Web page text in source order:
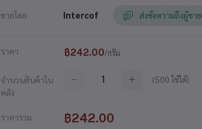
ขายโดย Intercof ส่งข้อความถึงผู้ขาย
ราคา ฿242.00/กรัม
จำนวนสินค้าใน
คลัง
(500 ใช้ได้)
ราคารวม ฿242.00